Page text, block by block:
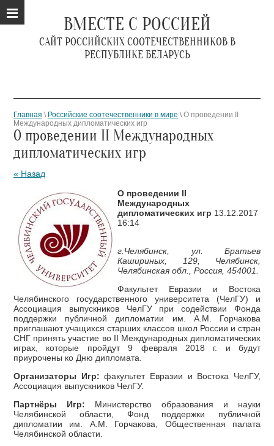
ВМЕСТЕ С РОССИЕЙ
САЙТ РОССИЙСКИХ СООТЕЧЕСТВЕННИКОВ В
РЕСПУБЛИКЕ БЕЛАРУСЬ
Главная \ Российские соотечественники в мире \ О проведении II
Международных дипломатических игр
О проведении II Международных
дипломатических игр
« Назад
О проведении II
Международных
дипломатических игр 13.12.2017
16:14
г.Челябинск, ул. Братьев
Кашириных, 129, Челябинск,
Челябинская обл., Россия, 454001.
Факультет Евразии и Востока
Челябинского государственного университета (ЧелГУ) и
Ассоциация выпускников ЧелГУ при содействии Фонда
поддержки публичной дипломатии им. А.М. Горчакова
приглашают учащихся старших классов школ России и стран
СНГ принять участие во II Международных дипломатических
играх, которые пройдут 9 февраля 2018 г. и будут
приурочены ко Дню дипломата.
Организаторы Игр: факультет Евразии и Востока ЧелГУ,
Ассоциация выпускников ЧелГУ.
Партнёры Игр: Министерство образования и науки
Челябинской области, Фонд поддержки публичной
дипломатии им. А.М. Горчакова, Общественная палата
Челябинской области.